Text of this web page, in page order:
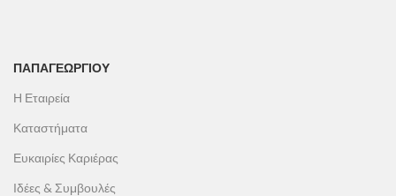
ΠΑΠΑΓΕΩΡΓΊΟΥ
Η Εταιρεία
Καταστήματα
Ευκαιρίες Καριέρας
Ιδέες & Συμβουλές